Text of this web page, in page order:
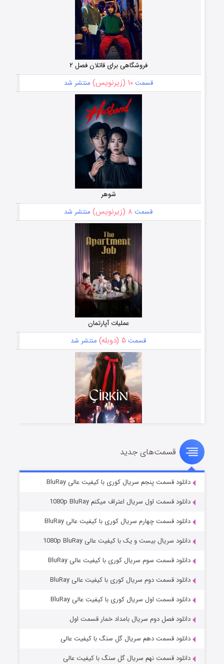
فروشگاهی برای قاتلان فصل ۲
قسمت۱۰ (زیرنویس) منتشر شد
شوهر
قسمت ۸ (زیرنویس) منتشر شد
عملیات آپارتمان
قسمت ۵ (دوبله) منتشر شد
سریال زشت
قسمت۲ (زیرنویس) منتشر شد
مردگان متحرک: شهر مرده ۳
قسمت۲ (زیرنویس) منتشر شد
قسمت‌های جدید
دانلود قسمت پنجم سریال کوری با کیفیت عالی BluRay
دانلود قسمت اول سریال اعتراف میکنم 1080p BluRay
دانلود قسمت چهارم سریال کوری با کیفیت عالی BluRay
دانلود سریال بیست و یک با کیفیت عالی 1080p BluRay
دانلود قسمت سوم سریال کوری با کیفیت عالی BluRay
دانلود قسمت دوم سریال کوری با کیفیت عالی BluRay
دانلود قسمت اول سریال کوری با کیفیت عالی BluRay
دانلود فصل دوم سریال بامداد خمار قسمت اول
دانلود قسمت دهم سریال گل سنگ با کیفیت عالی
دانلود قسمت نهم سریال گل سنگ با کیفیت عالی